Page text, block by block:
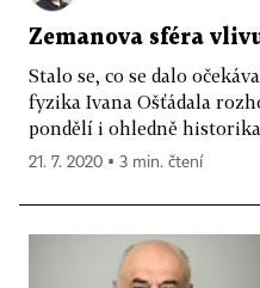
Zemanova sféra
Stalo se, co se dalo
fyzika Ivana Ošťádala
pondělí i ohledně
21. 7. 2020 ▪ 3 min. čtení